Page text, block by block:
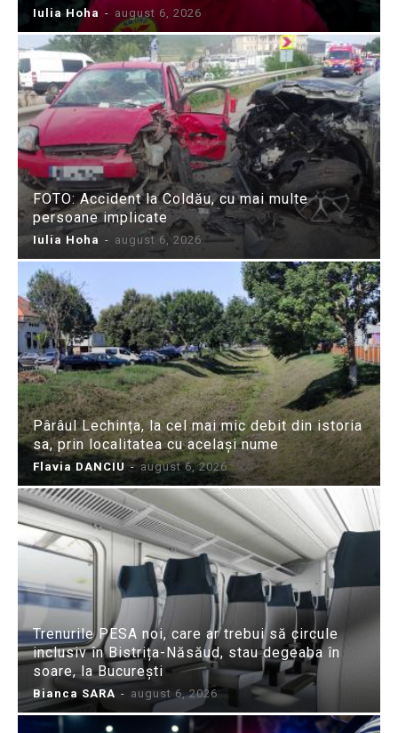
Iulia Hoha - august 6, 2026
FOTO: Accident la Coldău, cu mai multe
persoane implicate
Iulia Hoha - august 6, 2026
Pârâul Lechința, la cel mai mic debit din istoria
sa, prin localitatea cu același nume
Flavia DANCIU - august 6, 2026
Trenurile PESA noi, care ar trebui să circule
inclusiv în Bistrița-Năsăud, stau degeaba în
soare, la București
Bianca SARA - august 6, 2026